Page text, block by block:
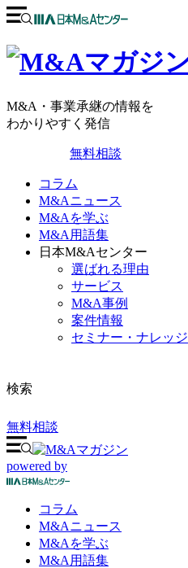
M&A・事業承継の情報を
わかりやすく発信
無料相談
コラム
M&Aニュース
M&Aを学ぶ
M&A用語集
日本M&Aセンター
選ばれる理由
サービス
M&A事例
案件情報
セミナー・ナレッジ
検索
無料相談
powered by
コラム
M&Aニュース
M&Aを学ぶ
M&A 用語集